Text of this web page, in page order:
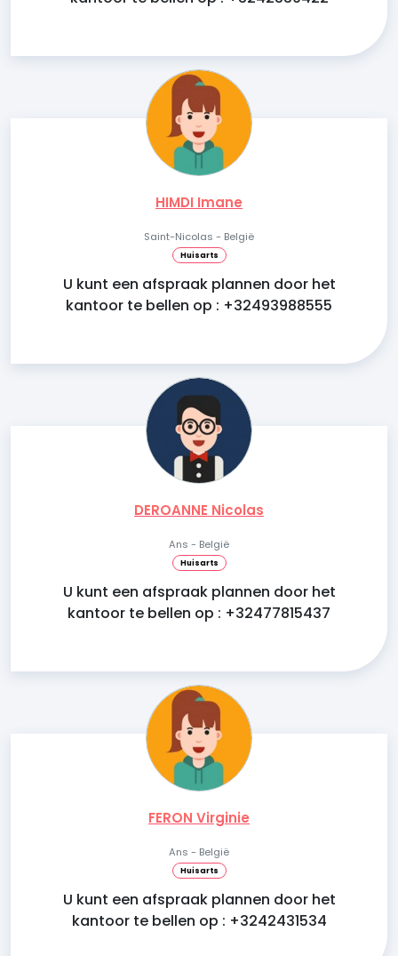
HIMDI Imane
Saint-Nicolas - België
Huisarts
U kunt een afspraak plannen door het
kantoor te bellen op : +32493988555
DEROANNE Nicolas
Ans - België
Huisarts
U kunt een afspraak plannen door het
kantoor te bellen op : +32477815437
FERON Virginie
Ans - België
Huisarts
U kunt een afspraak plannen door het
kantoor te bellen op : +3242431534